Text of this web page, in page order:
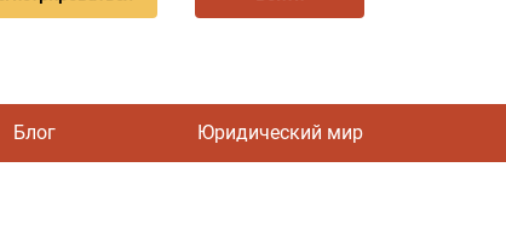
Блог Юридический мир